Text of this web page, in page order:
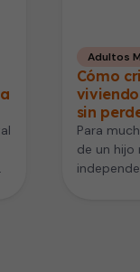
Adultos
Cómo
sin
Para
de un hijo